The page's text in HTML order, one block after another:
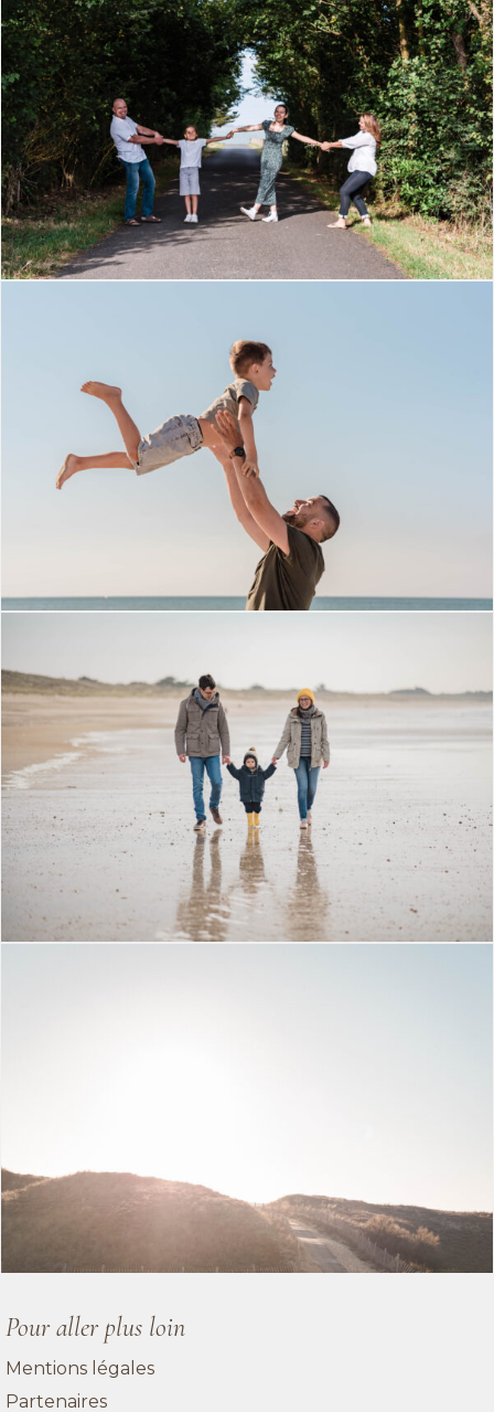
Pour aller plus loin
Mentions légales
Partenaires